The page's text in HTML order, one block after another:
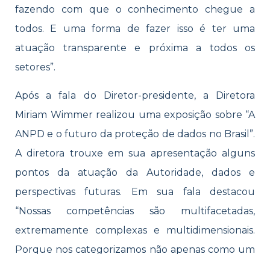
fazendo com que o conhecimento chegue a
todos. E uma forma de fazer isso é ter uma
atuação transparente e próxima a todos os
setores”.
Após a fala do Diretor-presidente, a Diretora
Miriam Wimmer realizou uma exposição sobre “A
ANPD e o futuro da proteção de dados no Brasil”.
A diretora trouxe em sua apresentação alguns
pontos da atuação da Autoridade, dados e
perspectivas futuras. Em sua fala destacou
“Nossas competências são multifacetadas,
extremamente complexas e multidimensionais.
Porque nos categorizamos não apenas como um